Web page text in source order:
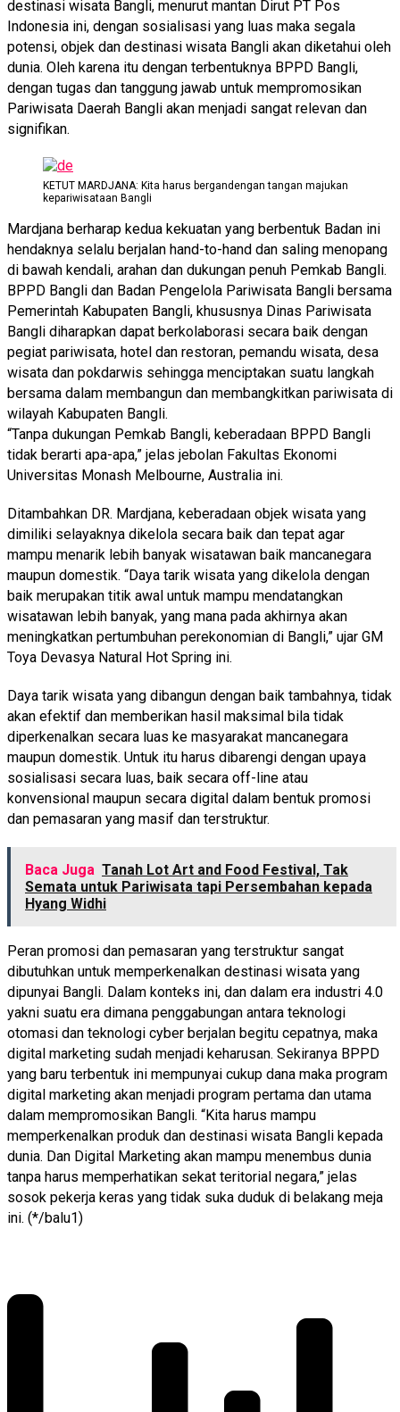
destinasi wisata Bangli, menurut mantan Dirut PT Pos
Indonesia ini, dengan sosialisasi yang luas maka segala
potensi, objek dan destinasi wisata Bangli akan diketahui oleh
dunia. Oleh karena itu dengan terbentuknya BPPD Bangli,
dengan tugas dan tanggung jawab untuk mempromosikan
Pariwisata Daerah Bangli akan menjadi sangat relevan dan
signifikan.
KETUT MARDJANA: Kita harus bergandengan tangan majukan
kepariwisataan Bangli
Mardjana berharap kedua kekuatan yang berbentuk Badan ini
hendaknya selalu berjalan hand-to-hand dan saling menopang
di bawah kendali, arahan dan dukungan penuh Pemkab Bangli.
BPPD Bangli dan Badan Pengelola Pariwisata Bangli bersama
Pemerintah Kabupaten Bangli, khususnya Dinas Pariwisata
Bangli diharapkan dapat berkolaborasi secara baik dengan
pegiat pariwisata, hotel dan restoran, pemandu wisata, desa
wisata dan pokdarwis sehingga menciptakan suatu langkah
bersama dalam membangun dan membangkitkan pariwisata di
wilayah Kabupaten Bangli.
“Tanpa dukungan Pemkab Bangli, keberadaan BPPD Bangli
tidak berarti apa-apa,” jelas jebolan Fakultas Ekonomi
Universitas Monash Melbourne, Australia ini.
Ditambahkan DR. Mardjana, keberadaan objek wisata yang
dimiliki selayaknya dikelola secara baik dan tepat agar
mampu menarik lebih banyak wisatawan baik mancanegara
maupun domestik. “Daya tarik wisata yang dikelola dengan
baik merupakan titik awal untuk mampu mendatangkan
wisatawan lebih banyak, yang mana pada akhirnya akan
meningkatkan pertumbuhan perekonomian di Bangli,” ujar GM
Toya Devasya Natural Hot Spring ini.
Daya tarik wisata yang dibangun dengan baik tambahnya, tidak
akan efektif dan memberikan hasil maksimal bila tidak
diperkenalkan secara luas ke masyarakat mancanegara
maupun domestik. Untuk itu harus dibarengi dengan upaya
sosialisasi secara luas, baik secara off-line atau
konvensional maupun secara digital dalam bentuk promosi
dan pemasaran yang masif dan terstruktur.
Baca Juga Tanah Lot Art and Food Festival, Tak
Semata untuk Pariwisata tapi Persembahan kepada
Hyang Widhi
Peran promosi dan pemasaran yang terstruktur sangat
dibutuhkan untuk memperkenalkan destinasi wisata yang
dipunyai Bangli. Dalam konteks ini, dan dalam era industri 4.0
yakni suatu era dimana penggabungan antara teknologi
otomasi dan teknologi cyber berjalan begitu cepatnya, maka
digital marketing sudah menjadi keharusan. Sekiranya BPPD
yang baru terbentuk ini mempunyai cukup dana maka program
digital marketing akan menjadi program pertama dan utama
dalam mempromosikan Bangli. “Kita harus mampu
memperkenalkan produk dan destinasi wisata Bangli kepada
dunia. Dan Digital Marketing akan mampu menembus dunia
tanpa harus memperhatikan sekat teritorial negara,” jelas
sosok pekerja keras yang tidak suka duduk di belakang meja
ini. (*/balu1)